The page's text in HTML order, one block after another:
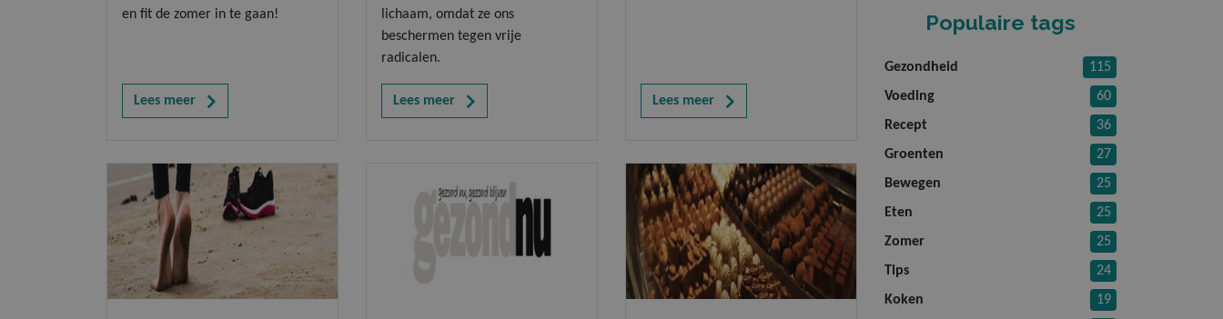
en fit de zomer in te gaan!
Lees meer
lichaam, omdat ze ons
beschermen tegen vrije
radicalen.
Lees meer Lees meer
Populaire tags
Gezondheid
115
Voeding
60
Recept
36
Groenten
27
Bewegen
25
Eten
25
Zomer
25
Tips
24
Koken
19